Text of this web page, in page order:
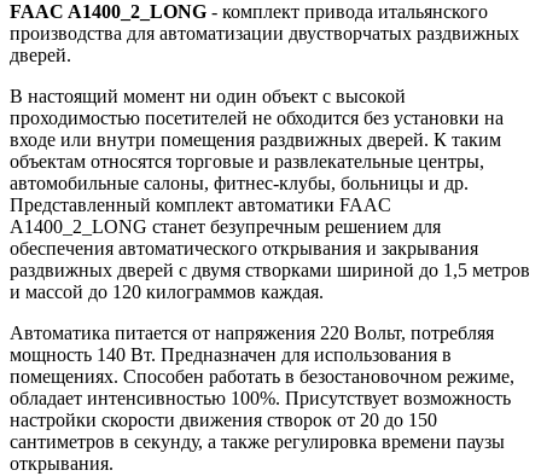
FAAC A1400_2_LONG - комплект привода итальянского
производства для автоматизации двустворчатых раздвижных
дверей.
В настоящий момент ни один объект с высокой
проходимостью посетителей не обходится без установки на
входе или внутри помещения раздвижных дверей. К таким
объектам относятся торговые и развлекательные центры,
автомобильные салоны, фитнес-клубы, больницы и др.
Представленный комплект автоматики FAAC
A1400_2_LONG станет безупречным решением для
обеспечения автоматического открывания и закрывания
раздвижных дверей с двумя створками шириной до 1,5 метров
и массой до 120 килограммов каждая.
Автоматика питается от напряжения 220 Вольт, потребляя
мощность 140 Вт. Предназначен для использования в
помещениях. Способен работать в безостановочном режиме,
обладает интенсивностью 100%. Присутствует возможность
настройки скорости движения створок от 20 до 150
сантиметров в секунду, а также регулировка времени паузы
открывания.